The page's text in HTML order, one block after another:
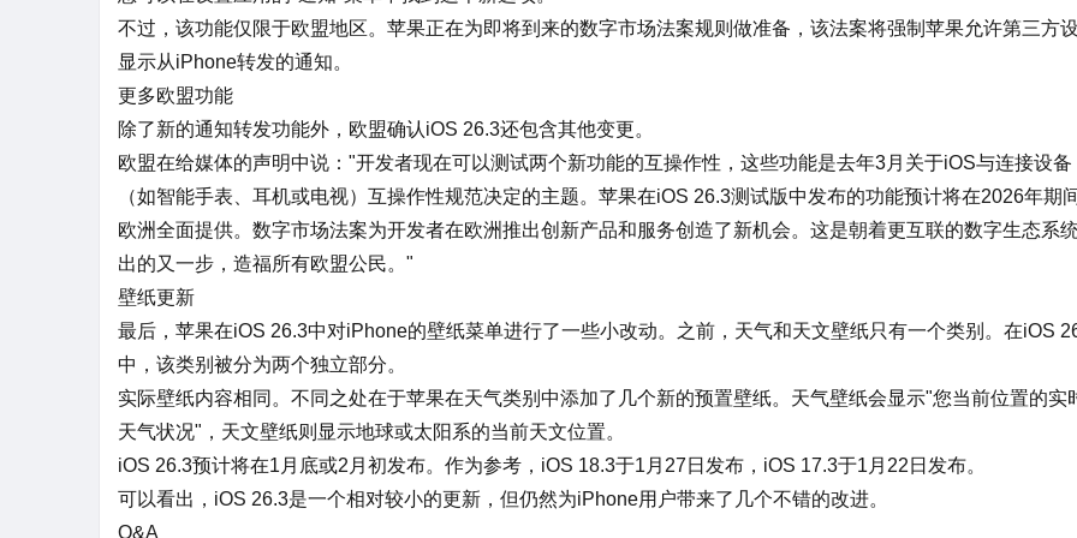
不过，该功能仅限于欧盟地区。苹果正在为即将到来的数字市场法案规则做准备，该法案将强制苹果允许第三方
显示从iPhone转发的通知。
更多欧盟功能
除了新的通知转发功能外，欧盟确认iOS 26.3还包含其他变更。
欧盟在给媒体的声明中说："开发者现在可以测试两个新功能的互操作性，这些功能是去年3月关于iOS与连接设备
（如智能手表、耳机或电视）互操作性规范决定的主题。苹果在iOS 26.3测试版中发布的功能预计将在2026年期
欧洲全面提供。数字市场法案为开发者在欧洲推出创新产品和服务创造了新机会。这是朝着更互联的数字生态系
出的又一步，造福所有欧盟公民。"
壁纸更新
最后，苹果在iOS 26.3中对iPhone的壁纸菜单进行了一些小改动。之前，天气和天文壁纸只有一个类别。在iOS
中，该类别被分为两个独立部分。
实际壁纸内容相同。不同之处在于苹果在天气类别中添加了几个新的预置壁纸。天气壁纸会显示"您当前位置的实
天气状况"，天文壁纸则显示地球或太阳系的当前天文位置。
iOS 26.3预计将在1月底或2月初发布。作为参考，iOS 18.3于1月27日发布，iOS 17.3于1月22日发布。
可以看出，iOS 26.3是一个相对较小的更新，但仍然为iPhone用户带来了几个不错的改进。
Q&A